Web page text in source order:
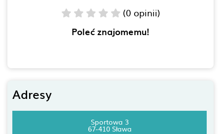
(0 opinii)
Poleć znajomemu!
Adresy
Sportowa 3
67-410 Sława